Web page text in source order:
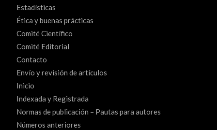
Estadísticas
Ética y buenas prácticas
Comité Científico
Comité Editorial
Contacto
Envío y revisión de artículos
Inicio
Indexada y Registrada
Normas de publicación – Pautas para autores
Números anteriores